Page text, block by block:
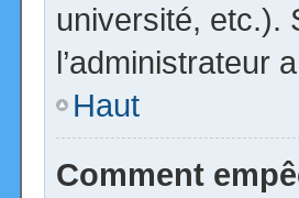
université, etc.).
l’administrateur
Haut
Comment